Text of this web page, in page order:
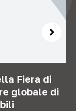
Fiera di
globale di